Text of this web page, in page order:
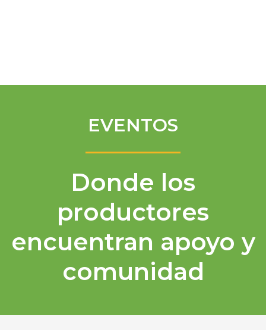
EVENTOS
Donde los
productores
encuentran apoyo y
comunidad